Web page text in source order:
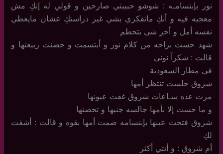
نور بإبتسامـه : شوشو حبيبتي صارحين و قولي له إنكِ مش
معجبه فيه و أنكِ ماتفكري بشي غير دراستكِ عشان مايعطي
نفسه أمل و أخر شي يتحطم
شهد حست براحه من كلام نور و أبتسمت و حضنت ربيعتها و
قالت : شكراً نوني
في مطار السعودية
شروق جلست تنتظر أمها
مرت عده سـاعات شروق غفت عيونها
و ما حست إلا بأمها جالسه جنبها و تحضنها
شروق فتحت عينها بإبتسامه ضمت أمها بقوه و قالت : أشقت
لكِ
أم شروق : و أنتي أكثر